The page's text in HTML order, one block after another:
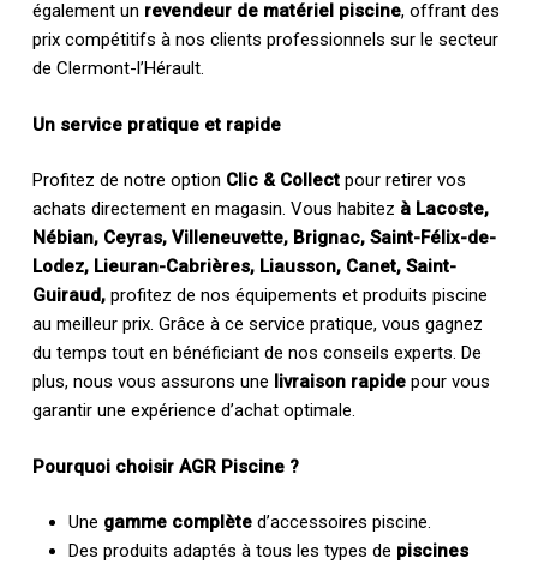
également un revendeur de matériel piscine, offrant des
prix compétitifs à nos clients professionnels sur le secteur
de Clermont-l’Hérault.
Un service pratique et rapide
Profitez de notre option Clic & Collectpour retirer vos
achats directement en magasin. Vous habitez à Lacoste,
Nébian, Ceyras, Villeneuvette, Brignac, Saint-Félix-de-
Lodez, Lieuran-Cabrières, Liausson, Canet, Saint-
Guiraud, profitez de nos équipements et produits piscine
au meilleur prix. Grâce à ce service pratique, vous gagnez
du temps tout en bénéficiant de nos conseils experts. De
plus, nous vous assurons une livraison rapidepour vous
garantir une expérience d’achat optimale.
Pourquoi choisir AGR Piscine ?
Une gamme complèted’accessoires piscine.
Des produits adaptés à tous les types de piscines